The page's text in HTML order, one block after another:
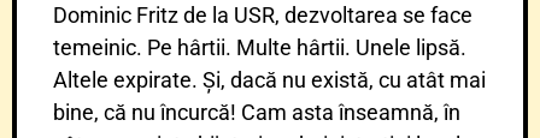
Dominic Fritz de la USR, dezvoltarea se face
temeinic. Pe hârtii. Multe hârtii. Unele lipsă.
Altele expirate. Și, dacă nu există, cu atât mai
bine, că nu încurcă! Cam asta înseamnă, în